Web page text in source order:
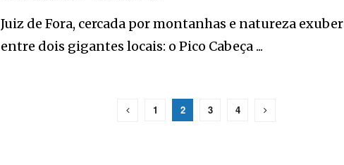
Juiz de Fora, cercada por montanhas e natureza
entre dois gigantes locais: o Pico Cabeça ...
1 2 3 4